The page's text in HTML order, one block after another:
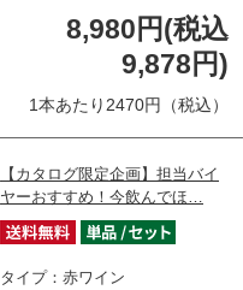
8,980円(税込
9,878円)
1本あたり2470円（税込）
【カタログ限定企画】担当バイ
ヤーおすすめ！今飲んでほ…
タイプ：赤ワイン